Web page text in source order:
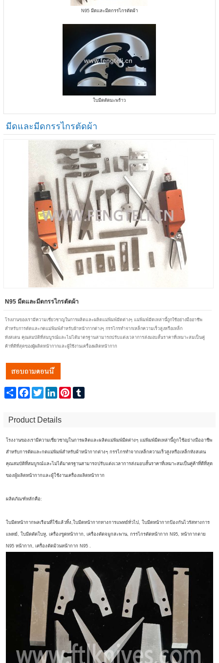
N95 มีดและมีดกรรไกรตัดผ้า
ใบมีดตัดมะพร้าว
มีดและมีดกรรไกรตัดผ้า
N95 มีดและมีดกรรไกรตัดผ้า
โรงงานของเรามีความเชี่ยวชาญในการผลิตและผลิตแม่พิมพ์มีดต่างๆ แม่พิมพ์มีดเหล่านี้ถูกใช้อย่างมืออาชีพ
สำหรับการตัดและกดแม่พิมพ์สำหรับผ้าหน้ากากต่างๆ กรรไกรทำจากเหล็กความเร็วสูงหรือเหล็ก
ทังสเตน คุณสมบัติที่สมบูรณ์และไม่ได้มาตรฐานสามารถปรับแต่งเวลาการส่งมอบสั้นราคาที่เหมาะสมเป็นคู่
ค้าที่ดีที่สุดของผู้ผลิตหน้ากากและผู้ใช้งานเครื่องผลิตหน้ากาก
Share FacebookTwitter LinkedIn Pinterest
Product Details
โรงงานของเรามีความเชี่ยวชาญในการผลิตและผลิตแม่พิมพ์มีดต่างๆ แม่พิมพ์มีดเหล่านี้ถูกใช้อย่างมืออาชีพ
สำหรับการตัดและกดแม่พิมพ์สำหรับผ้าหน้ากากต่างๆ กรรไกรทำจากเหล็กความเร็วสูงหรือเหล็กทังสเตน
คุณสมบัติที่สมบูรณ์และไม่ได้มาตรฐานสามารถปรับแต่งเวลาการส่งมอบสั้นราคาที่เหมาะสมเป็นคู่ค้าที่ดีที่สุด
ของผู้ผลิตหน้ากากและผู้ใช้งานเครื่องผลิตหน้ากาก
ผลิตภัณฑ์หลักคือ:
ใบมีดหน้ากากพลเรือนที่ใช้แล้วทิ้ง,ใบมีดหน้ากากทางการแพทย์ทั่วไป, ใบมีดหน้ากากป้องกันไวรัสทางการ
แพทย์, ใบมีดตัดใบหู, เครื่องขูดหน้ากาก, เครื่องตัดจมูกสะพาน, กรรไกรตัดหน้ากาก N95, หน้ากากตาย
N95 หน้ากาก, เครื่องตัดม้วนหน้ากาก N95 .